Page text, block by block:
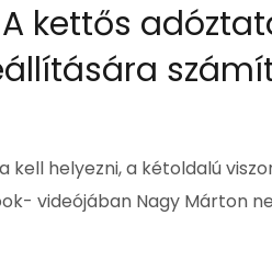
kettős
helyezni, a kétoldalú
videójában Nagy Márton